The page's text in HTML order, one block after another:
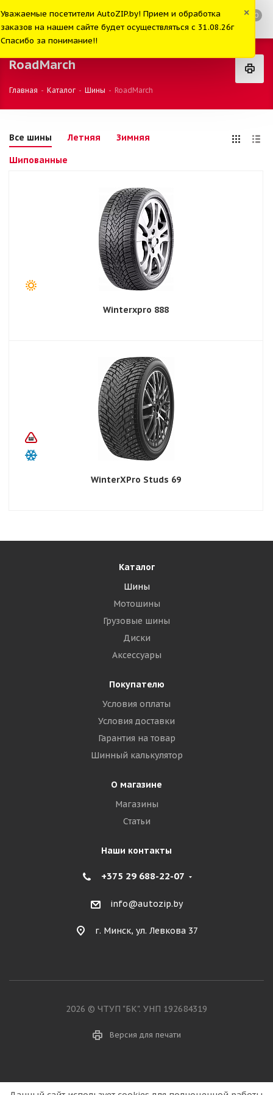
0
RoadMarch
Главная - Каталог - Шины - RoadMarch
Все шины Летняя Зимняя
Шипованные
Winterxpro 888
WinterXPro Studs 69
Каталог
Шины
Мотошины
Грузовые шины
Диски
Аксессуары
Покупателю
Условия оплаты
Условия доставки
Гарантия на товар
Шинный калькулятор
О магазине
Магазины
Статьи
Наши контакты
+375 29 688-22-07
info@autozip.by
г. Минск, ул. Левкова 37
2026 © ЧТУП "БК". УНП 192684319
Версия для печати
Уважаемые посетители AutoZIP.by! Прием и обработка
заказов на нашем сайте будет осуществляться с 31.08.26г
Спасибо за понимание!!
×